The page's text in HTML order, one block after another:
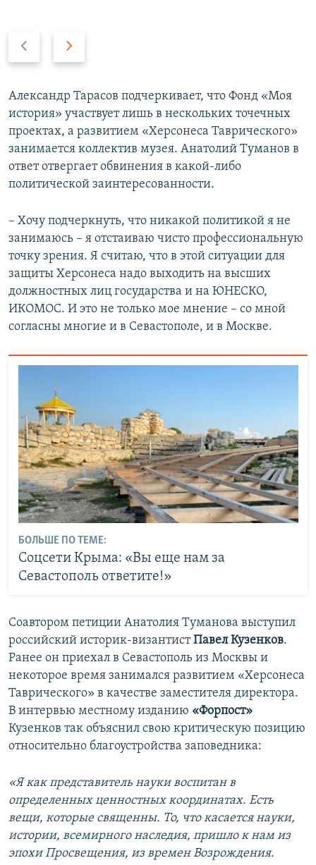
д
ы
д
у
щ
и
л
а
й
д
д
у
ю
щ
и
й
л
а
й
д
Александр Тарасов подчеркивает, что Фонд «Моя
история» участвует лишь в нескольких точечных
проектах, а развитием «Херсонеса Таврического»
занимается коллектив музея. Анатолий Туманов в
ответ отвергает обвинения в какой-либо
политической заинтересованности.
– Хочу подчеркнуть, что никакой политикой я не
занимаюсь – я отстаиваю чисто профессиональную
точку зрения. Я считаю, что в этой ситуации для
защиты Херсонеса надо выходить на высших
должностных лиц государства и на ЮНЕСКО,
ИКОМОС. И это не только мое мнение – со мной
согласны многие и в Севастополе, и в Москве.
БОЛЬШЕ ПО ТЕМЕ:
Соцсети Крыма: «Вы еще нам за
Севастополь ответите!»
Соавтором петиции Анатолия Туманова выступил
российский историк-византистПавел Кузенков.
Ранее он приехал в Севастополь из Москвы и
некоторое время занимался развитием «Херсонеса
Таврического» в качестве заместителя директора.
В интервью местному изданию «Форпост»
Кузенков так объяснил свою критическую позицию
относительно благоустройства заповедника:
«Я как представитель науки воспитан в
определенных ценностных координатах. Есть
вещи, которые священны. То, что касается науки,
истории, всемирного наследия, пришло к нам из
эпохи Просвещения, из времен Возрождения.